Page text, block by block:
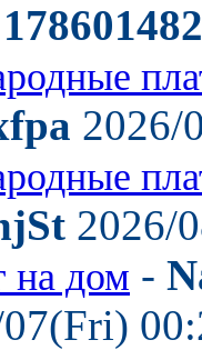
2026/
2026/
на дом -